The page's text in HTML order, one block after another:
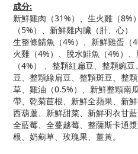
成分:
新鮮雞肉（31%）、生火雞（8%
（5%）、新鮮雞內臟（肝、心）
生整條鯖魚（4%）、新鮮雞蛋（
火雞（4%）、脫水鯡魚（4%）
（4%） 、整顆紅扁豆、整顆豌
豆、整顆綠扁豆、整顆斑豆、整
草、雞油（0.5%）、新鮮整顆南
帶、乾菊苣根、新鮮全蘋果、新
西葫蘆、新鮮甜菜、新鮮羽衣甘
全藍莓、全蔓越莓、整薩斯卡通
根、奶薊草、玫瑰果、薑黃。